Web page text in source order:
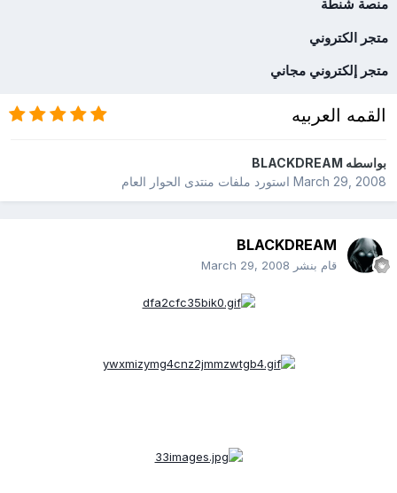
منصة شنطة
متجر الكتروني
متجر إلكتروني مجاني
القمه العربيه
بواسطهBLACKDREAM
March 29, 2008استورد ملفات منتدى الحوار العام
BLACKDREAM
قام بنشر March 29, 2008